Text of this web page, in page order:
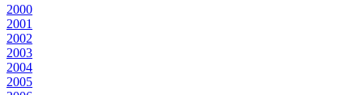
2000
2001
2002
2003
2004
2005